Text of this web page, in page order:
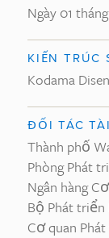
Ngày 01
KIẾN TRÚC
Kodama
ĐỐI TÁC
Thành phố
Phòng Phát
Ngân hàng
Bộ Phát
Cơ quan